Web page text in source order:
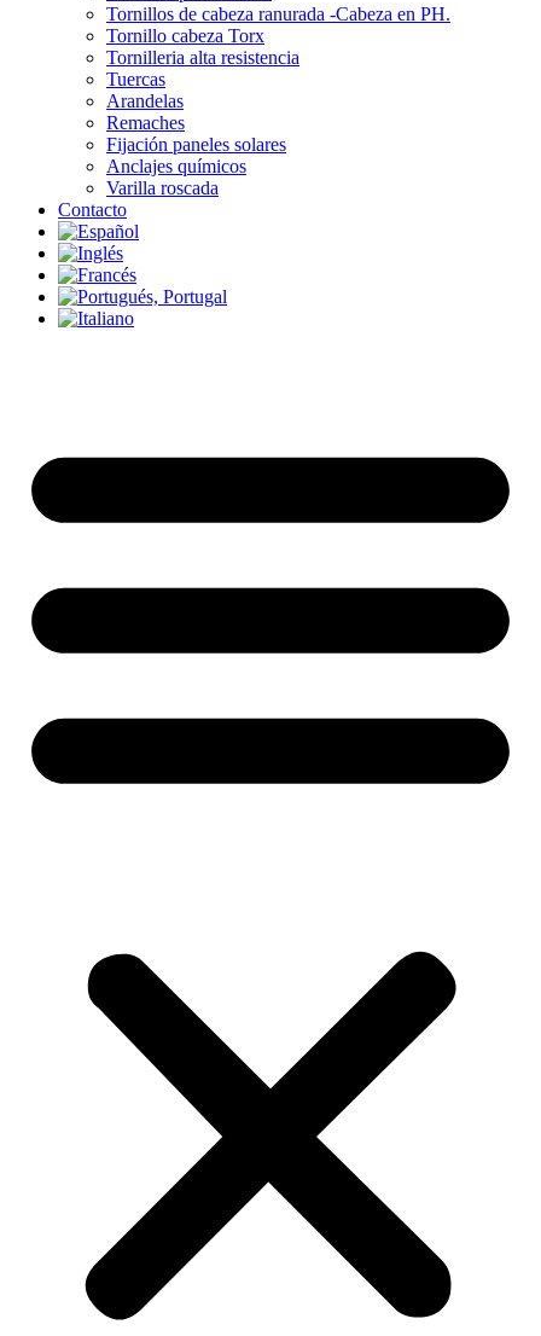
Tornillos de cabeza ranurada -Cabeza en PH.
Tornillo cabeza Torx
Tornilleria alta resistencia
Tuercas
Arandelas
Remaches
Fijación paneles solares
Anclajes químicos
Varilla roscada
Contacto